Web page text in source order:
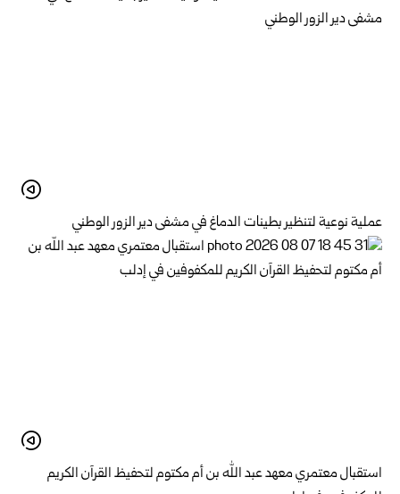
عملية نوعية لتنظير بطينات الدماغ في مشفى دير الزور الوطني
استقبال معتمري معهد عبد الله بن أم مكتوم لتحفيظ القرآن الكريم